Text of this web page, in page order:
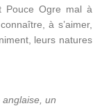
Pouce Ogre mal à
à s’aimer,
leurs natures
un